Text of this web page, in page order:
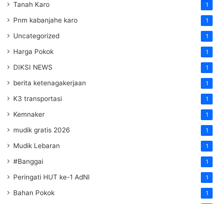
Tanah Karo 1
Pnm kabanjahe karo 1
Uncategorized 1
Harga Pokok 1
DIKSI NEWS 1
berita ketenagakerjaan 1
K3 transportasi 1
Kemnaker 1
mudik gratis 2026 1
Mudik Lebaran 1
#Banggai 1
Peringati HUT ke-1 AdNI 1
Bahan Pokok 1